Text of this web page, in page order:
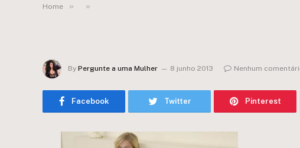
Home » »
By Pergunte a uma Mulher 8 junho 2013 Nenhum
Facebook Twitter Pinterest